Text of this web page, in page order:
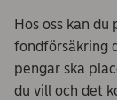
Hos oss kan
fondförsäkring
pengar ska
du vill och det